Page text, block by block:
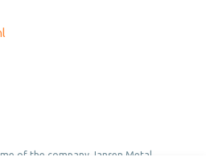
of the company Jansen Metal